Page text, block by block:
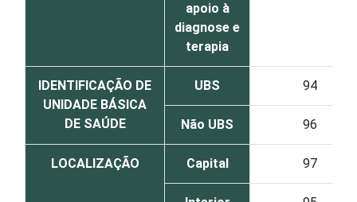
apoio à
diagnose e
terapia
IDENTIFICAÇÃO DE
UNIDADE BÁSICA
DE SAÚDE
UBS 94
Não UBS 96
LOCALIZAÇÃO Capital 97